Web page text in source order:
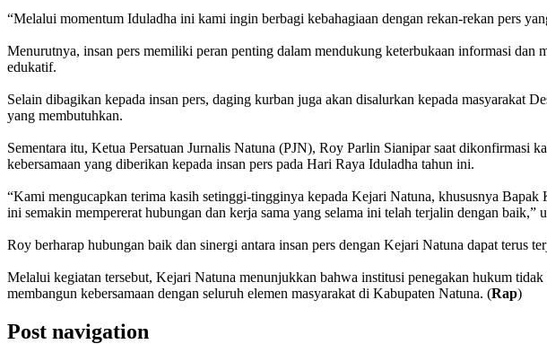
‎“Melalui momentum Iduladha ini kami ingin berbagi kebahagiaan dengan rekan-rekan pers
‎Menurutnya, insan pers memiliki peran penting dalam mendukung keterbukaan informasi dan
edukatif.
‎Selain dibagikan kepada insan pers, daging kurban juga akan disalurkan kepada masyarakat
yang membutuhkan.
‎Sementara itu, Ketua Persatuan Jurnalis Natuna (PJN), Roy Parlin Sianipar saat dikonfirmasi
kebersamaan yang diberikan kepada insan pers pada Hari Raya Iduladha tahun ini.
‎“Kami mengucapkan terima kasih setinggi-tingginya kepada Kejari Natuna, khususnya
ini semakin mempererat hubungan dan kerja sama yang selama ini telah terjalin dengan baik,”
‎Roy berharap hubungan baik dan sinergi antara insan pers dengan Kejari Natuna dapat terus
‎Melalui kegiatan tersebut, Kejari Natuna menunjukkan bahwa institusi penegakan hukum
membangun kebersamaan dengan seluruh elemen masyarakat di Kabupaten Natuna. (Rap)
Post navigation